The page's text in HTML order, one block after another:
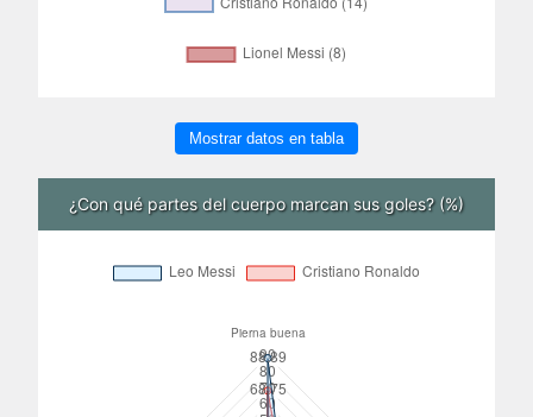
Mostrar datos en tabla
¿Con qué partes del cuerpo marcan sus goles? (%)